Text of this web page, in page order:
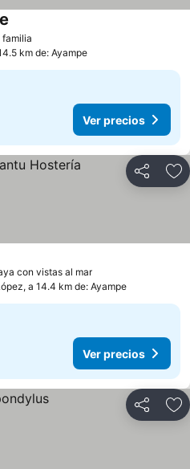
km de: Ayampe
Ver precios
Compartir
con vistas al marVer precios
a 14.4 km de: Ayampe
Ver precios
Compartir